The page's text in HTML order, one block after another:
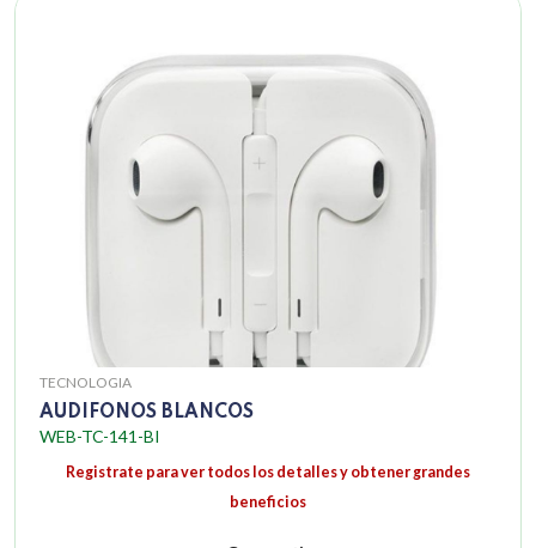
TECNOLOGIA
AUDIFONOS BLANCOS
WEB-TC-141-BI
Registrate para ver todos los detalles y obtener grandes
beneficios